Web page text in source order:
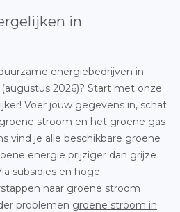
in
energiebedrijven in
2026)? Start met onze
Voer jouw gegevens in, schat
stroom en het groene gas
vind je alle beschikbare groene
energie prijziger dan grijze
subsidies en hoge
naar groene stroom
problemen groene stroom in